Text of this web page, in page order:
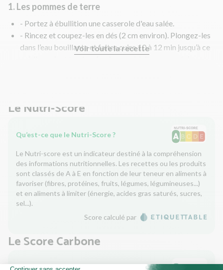
1. Les pommes de terre
- Portez à ébullition une casserole d'eau salée.
- Rincez et coupez-les en dés (2 cm environ). Plongez-les
dans l’eau bouillante et faites cuire 10 à 12 min jusqu’à ce
Voir toute la recette
Le Nutri-Score
Qu’est-ce que le Nutri-Score ?
Le Nutri-score est un indicateur destiné à la compréhension
des informations nutritionnelles. Les recettes ou les produits
sont classés de A à E en fonction de leur teneur en aliments à
favoriser (fibres, protéines, fruits, légumes, légumineuses...)
et en aliments à limiter (énergie, acides gras saturés, sucres,
sel...).
Score calculé par
Le Score Carbone
Qu’est-ce que le score carbone ?